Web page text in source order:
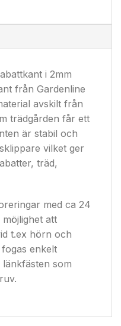
i 2mm
från Gardenline
avskilt från
trädgården får ett
är stabil och
vilket ger
träd,
med ca 24
att
t.ex hörn och
enkelt
länkfästen som